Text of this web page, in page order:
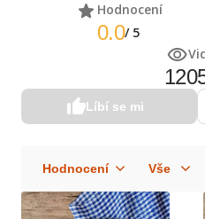
Hodnocení
0.0/ 5
Líbí se mi